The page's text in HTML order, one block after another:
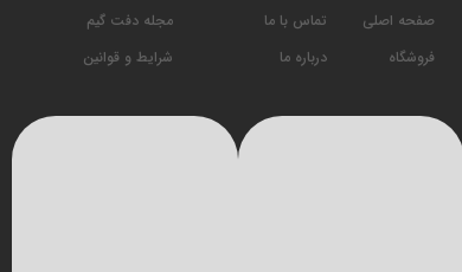
صفحه اصلی
فروشگاه
تماس با ما
درباره ما
مجله دفت گیم
شرایط و قوانین